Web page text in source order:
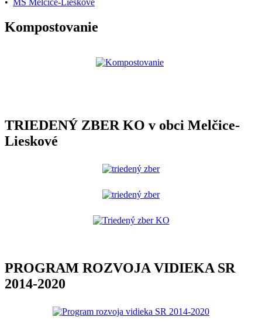
Kompostovanie
TRIEDENÝ ZBER KO v obci Melčice-
Lieskové
PROGRAM ROZVOJA VIDIEKA SR
2014-2020